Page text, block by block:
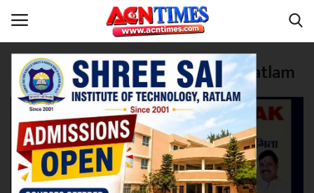
Home
Contact
नीर_का_तीर
Tag:District Education Officer Ratlam
शिक्षा